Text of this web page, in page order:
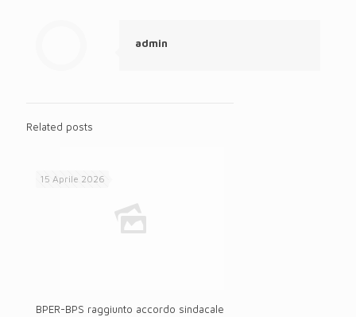
admin
Related posts
15 Aprile 2026
BPER-BPS raggiunto accordo sindacale